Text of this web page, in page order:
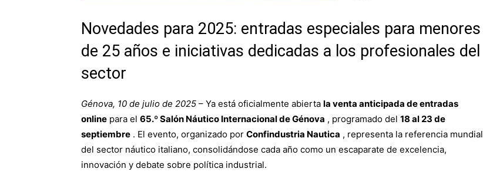
Novedades para 2025: entradas especiales para menores
de 25 años e iniciativas dedicadas a los profesionales del
sector
Génova, 10 de julio de 2025 – Ya está oficialmente abierta la venta anticipada de entradas
online para el 65.º Salón Náutico Internacional de Génova , programado del 18 al 23 de
septiembre . El evento, organizado por Confindustria Nautica , representa la referencia mundial
del sector náutico italiano, consolidándose cada año como un escaparate de excelencia,
innovación y debate sobre política industrial.